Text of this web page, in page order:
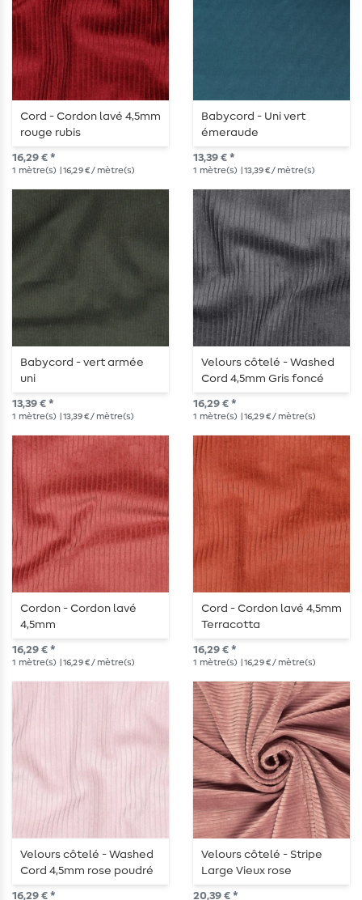
Cord - Cordon lavé 4,5mm
rouge rubis
16,29 € *
1 mètre(s) | 16,29 € / mètre(s)
Babycord - Uni vert
émeraude
13,39 € *
1 mètre(s) | 13,39 € / mètre(s)
Babycord - vert armée
uni
13,39 € *
1 mètre(s) | 13,39 € / mètre(s)
Velours côtelé - Washed
Cord 4,5mm Gris foncé
16,29 € *
1 mètre(s) | 16,29 € / mètre(s)
Cordon - Cordon lavé
4,5mm
16,29 € *
1 mètre(s) | 16,29 € / mètre(s)
Cord - Cordon lavé 4,5mm
Terracotta
16,29 € *
1 mètre(s) | 16,29 € / mètre(s)
Velours côtelé - Washed
Cord 4,5mm rose poudré
16,29 € *
Velours côtelé - Stripe
Large Vieux rose
20,39 € *